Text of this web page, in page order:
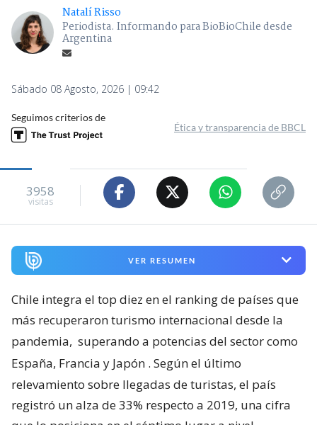
Natalí Risso
Periodista. Informando para BioBioChile desde
Argentina
Sábado 08 Agosto, 2026 | 09:42
Seguimos criterios de
Ética y transparencia de BBCL
3958
visitas
VER RESUMEN
Chile integra el top diez en el ranking de países que
más recuperaron turismo internacional desde la
pandemia, superando a potencias del sector como
España, Francia y Japón . Según el último
relevamiento sobre llegadas de turistas, el país
registró un alza de 33% respecto a 2019, una cifra